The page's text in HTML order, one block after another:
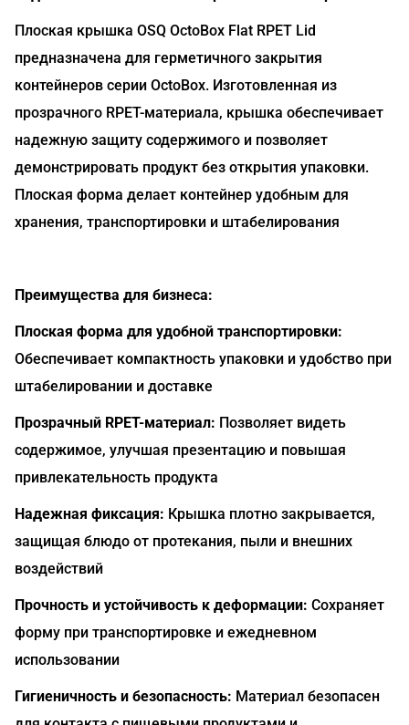
Плоская крышка OSQ OctoBox Flat RPET Lid
предназначена для герметичного закрытия
контейнеров серии OctoBox. Изготовленная из
прозрачного RPET-материала, крышка обеспечивает
надежную защиту содержимого и позволяет
демонстрировать продукт без открытия упаковки.
Плоская форма делает контейнер удобным для
хранения, транспортировки и штабелирования
Преимущества для бизнеса:
Плоская форма для удобной транспортировки:
Обеспечивает компактность упаковки и удобство при
штабелировании и доставке
Прозрачный RPET-материал: Позволяет видеть
содержимое, улучшая презентацию и повышая
привлекательность продукта
Надежная фиксация: Крышка плотно закрывается,
защищая блюдо от протекания, пыли и внешних
воздействий
Прочность и устойчивость к деформации: Сохраняет
форму при транспортировке и ежедневном
использовании
Гигиеничность и безопасность: Материал безопасен